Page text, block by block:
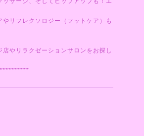
リフレクソロジー（フットケア）も
やリラクゼーションサロンをお探し